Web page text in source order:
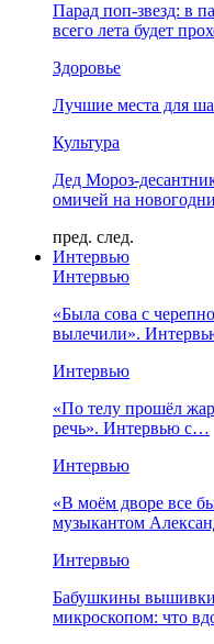
Парад поп-звезд: в
всего лета будет
Здоровье
Лучшие места для
Культура
Дед Мороз-
омичей на
пред. след.
Интервью
Интервью
«Была сова с
вылечили».
Интервью
«По телу прошёл
речь». Интервью с…
Интервью
«В моём дворе все
музыкантом
Интервью
Бабушкины вышивки
микроскопом: что